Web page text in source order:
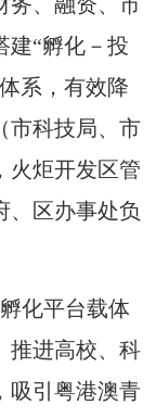
建“孵化－投
系，有效降
市科技局、市
火炬开发区管
、区办事处负
化平台载体
推进高校、科
吸引粤港澳青